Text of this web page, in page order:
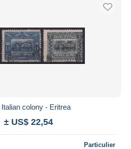
Italian colony - Eritrea
± US$ 22,54
Particulier